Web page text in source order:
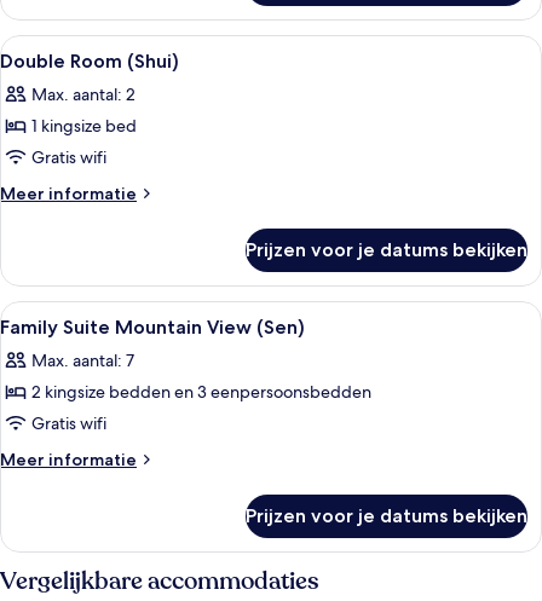
Room
(Feng)
Alle
foto's
voor
Double
Room
(Shui)
Donzen dekbedden, een minibar,
4
Double Room (Shui)
Max. aantal: 2
1 kingsize bed
Gratis wifi
Meer informatie
Meer
Room
(Shui)
Prijzen voor je datums bekijken
Alle
foto's
voor
Family
Suite
Mountain
laden
Een slaapkamer met een groot
3
Family Suite Mountain View (Sen)
Max. aantal: 7
2 kingsize bedden en 3 eenpersoonsbedden
Gratis wifi
Meer informatie
Meer
Suite
Mountain
View
Prijzen voor je datums bekijken
Vergelijkbare accommodaties